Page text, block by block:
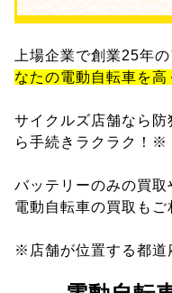
上場企業で創業25年
なたの電動自転車を高
サイクルズ店舗なら
ら手続きラクラク！※
バッテリーのみの買
電動自転車の買取もご
※店舗が位置する都道